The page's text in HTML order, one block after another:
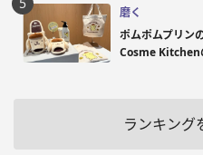
磨く
ポムポムプリン
Cosme Kitchen
ランキング